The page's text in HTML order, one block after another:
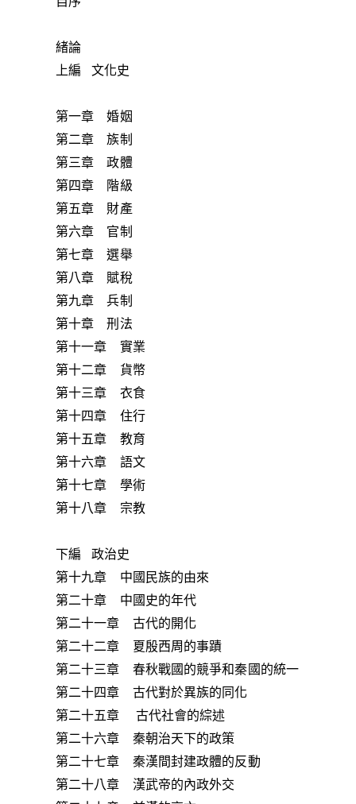
緒論
上編 文化史
第一章 婚姻
第二章 族制
第三章 政體
第四章 階級
第五章 財產
第六章 官制
第七章 選舉
第八章 賦稅
第九章 兵制
第十章 刑法
第十一章 實業
第十二章 貨幣
第十三章 衣食
第十四章 住行
第十五章 教育
第十六章 語文
第十七章 學術
第十八章 宗教
下編 政治史
第十九章 中國民族的由來
第二十章 中國史的年代
第二十一章 古代的開化
第二十二章 夏殷西周的事蹟
第二十三章 春秋戰國的競爭和秦國的統一
第二十四章 古代對於異族的同化
第二十五章 古代社會的綜述
第二十六章 秦朝治天下的政策
第二十七章 秦漢間封建政體的反動
第二十八章 漢武帝的內政外交